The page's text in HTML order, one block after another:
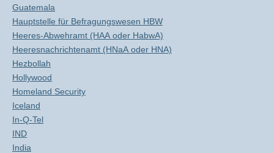
Guatemala
Hauptstelle für Befragungswesen HBW
Heeres-Abwehramt (HAA oder HabwA)
Heeresnachrichtenamt (HNaA oder HNA)
Hezbollah
Hollywood
Homeland Security
Iceland
In-Q-Tel
IND
India